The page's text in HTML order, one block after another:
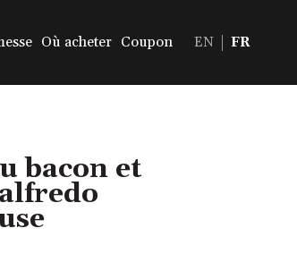
Où acheter Coupon EN FR
bacon et